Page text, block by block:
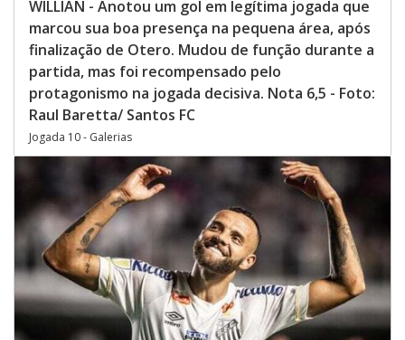
WILLIAN - Anotou um gol em legítima jogada que
marcou sua boa presença na pequena área, após
finalização de Otero. Mudou de função durante a
partida, mas foi recompensado pelo
protagonismo na jogada decisiva. Nota 6,5 - Foto:
Raul Baretta/ Santos FC
Jogada 10 - Galerias